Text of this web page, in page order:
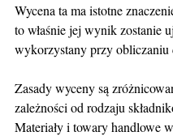
Wycena ta ma istotne
to właśnie jej wynik zostanie
wykorzystany przy obliczaniu
Zasady wyceny są
zależności od rodzaju
Materiały i towary handlowe